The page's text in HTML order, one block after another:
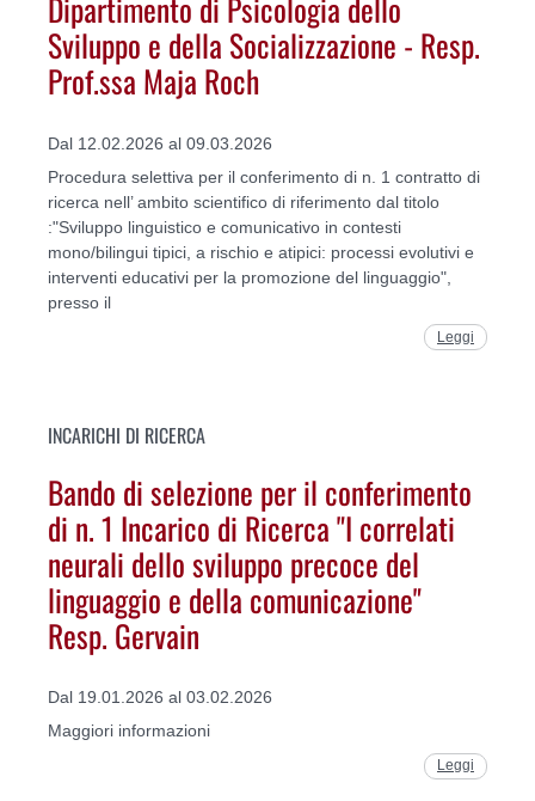
Sviluppo e della Socializzazione - Resp.
Prof.ssa Maja Roch
Dal 12.02.2026 al 09.03.2026
Procedura selettiva per il conferimento di n. 1 contratto di
ricerca nell’ ambito scientifico di riferimento dal titolo
:"Sviluppo linguistico e comunicativo in contesti
mono/bilingui tipici, a rischio e atipici: processi evolutivi e
interventi educativi per la promozione del linguaggio",
presso il
Leggi
INCARICHI DI RICERCA
Bando di selezione per il conferimento
di n. 1 Incarico di Ricerca "I correlati
neurali dello sviluppo precoce del
linguaggio e della comunicazione"
Resp. Gervain
Dal 19.01.2026 al 03.02.2026
Maggiori informazioni
Leggi